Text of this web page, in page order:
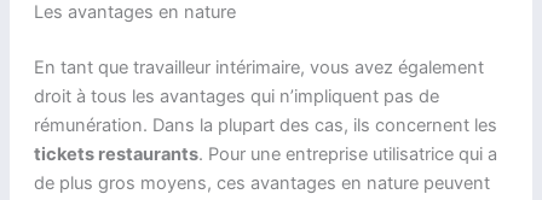
Les avantages en nature
En tant que travailleur intérimaire, vous avez également
droit à tous les avantages qui n’impliquent pas de
rémunération. Dans la plupart des cas, ils concernent les
tickets restaurants. Pour une entreprise utilisatrice qui a
de plus gros moyens, ces avantages en nature peuvent